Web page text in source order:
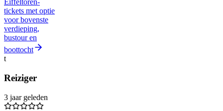
Eiffeltoren-
tickets met optie
voor bovenste
verdieping,
bustour en
boottocht
t
Reiziger
3 jaar geleden